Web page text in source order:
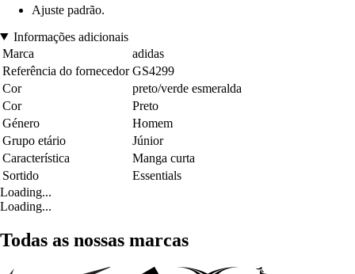
Ajuste padrão.
Informações adicionais
Marca
adidas
Referência do fornecedor GS4299
Cor
preto/verde esmeralda
Cor
Preto
Género
Homem
Grupo etário
Júnior
Característica
Manga curta
Sortido
Essentials
Loading...
Loading...
Todas as nossas marcas